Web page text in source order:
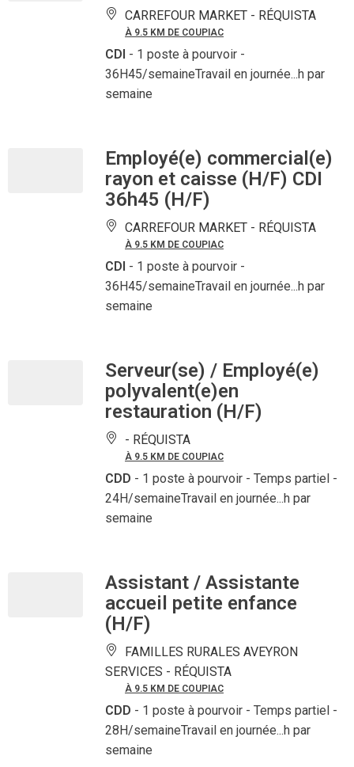
CARREFOUR MARKET - RÉQUISTA
À 9.5 KM DE COUPIAC
CDI - 1 poste à pourvoir -
36H45/semaineTravail en journée...h par
semaine
Employé(e) commercial(e)
rayon et caisse (H/F) CDI
36h45 (H/F)
CARREFOUR MARKET - RÉQUISTA
À 9.5 KM DE COUPIAC
CDI - 1 poste à pourvoir -
36H45/semaineTravail en journée...h par
semaine
Serveur(se) / Employé(e)
polyvalent(e)en
restauration (H/F)
- RÉQUISTA
À 9.5 KM DE COUPIAC
CDD - 1 poste à pourvoir - Temps partiel -
24H/semaineTravail en journée...h par
semaine
Assistant / Assistante
accueil petite enfance
(H/F)
FAMILLES RURALES AVEYRON
SERVICES - RÉQUISTA
À 9.5 KM DE COUPIAC
CDD - 1 poste à pourvoir - Temps partiel -
28H/semaineTravail en journée...h par
semaine